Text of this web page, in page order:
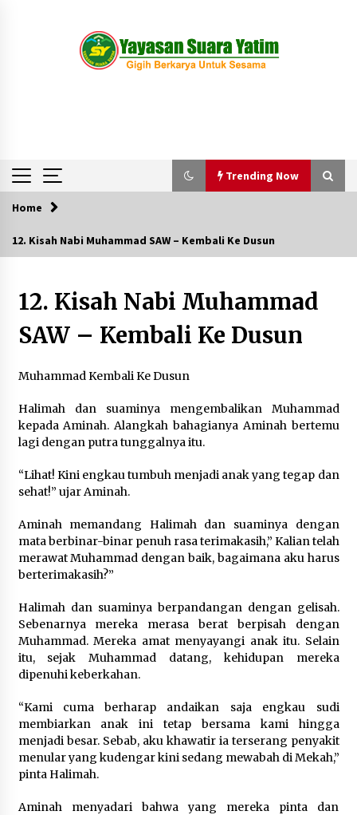
Trending Now
Trending Now
1 tahun ago
Pawai Obor Anak-anak Suara Yatim Menyambut
3 tahun ago
Berbagi Ta’jil di Bulan Ramadhan 1443 H
4 tahun ago
Santunan Bulanan ; September 2021
Santunan Ramadhan Istimewa Menyambut Idul
Fitri 1442 H di Suara Yatim
Santunan 27 Februari 2021, Alhamdulillah…
5 tahun ago
Santunan Pembagian Sembako kepada Dhuafa
di Lingkungan Yayasan
6 tahun ago
Home
12. Kisah Nabi Muhammad SAW – Kembali Ke Dusun
12. Kisah Nabi Muhammad
SAW – Kembali Ke Dusun
Muhammad Kembali Ke Dusun
Halimah dan suaminya mengembalikan Muhammad
kepada Aminah. Alangkah bahagianya Aminah bertemu
lagi dengan putra tunggalnya itu.
“Lihat! Kini engkau tumbuh menjadi anak yang tegap dan
sehat!” ujar Aminah.
Aminah memandang Halimah dan suaminya dengan
mata berbinar-binar penuh rasa terimakasih,” Kalian telah
merawat Muhammad dengan baik, bagaimana aku harus
berterimakasih?”
Halimah dan suaminya berpandangan dengan gelisah.
Sebenarnya mereka merasa berat berpisah dengan
Muhammad. Mereka amat menyayangi anak itu. Selain
itu, sejak Muhammad datang, kehidupan mereka
dipenuhi keberkahan.
“Kami cuma berharap andaikan saja engkau sudi
membiarkan anak ini tetap bersama kami hingga
menjadi besar. Sebab, aku khawatir ia terserang penyakit
menular yang kudengar kini sedang mewabah di Mekah,”
pinta Halimah.
Aminah menyadari bahwa yang mereka pinta dan